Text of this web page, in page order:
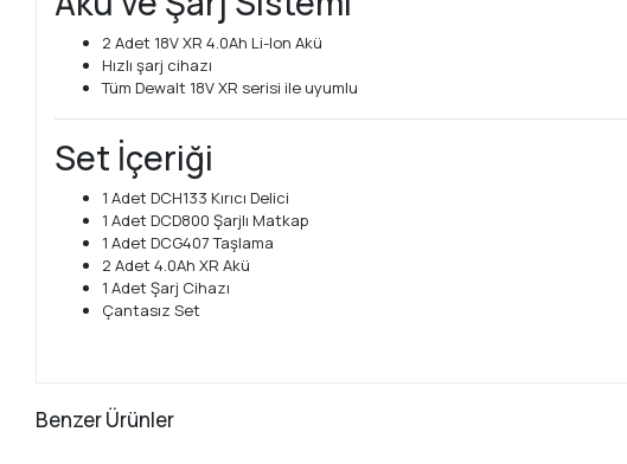
2 Adet 18V XR 4.0Ah Li-Ion Akü
Hızlı şarj cihazı
Tüm Dewalt 18V XR serisi ile uyumlu
Set İçeriği
1 Adet DCH133 Kırıcı Delici
1 Adet DCD800 Şarjlı Matkap
1 Adet DCG407 Taşlama
2 Adet 4.0Ah XR Akü
1 Adet Şarj Cihazı
Çantasız Set
Benzer Ürünler